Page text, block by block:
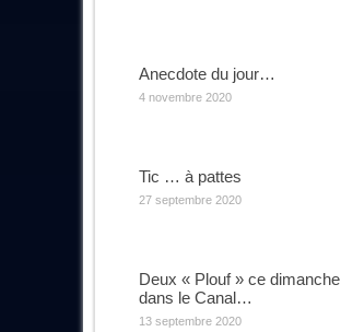
Anecdote du jour…
4 novembre 2020
Tic … à pattes
27 septembre 2020
Deux « Plouf » ce dimanche
dans le Canal…
13 septembre 2020